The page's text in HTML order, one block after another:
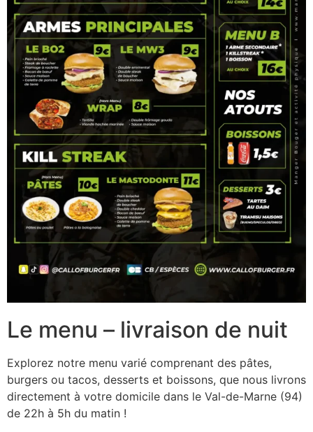
Le menu – livraison de nuit
Explorez notre menu varié comprenant des pâtes,
burgers ou tacos, desserts et boissons, que nous livrons
directement à votre domicile dans le Val-de-Marne (94)
de 22h à 5h du matin !